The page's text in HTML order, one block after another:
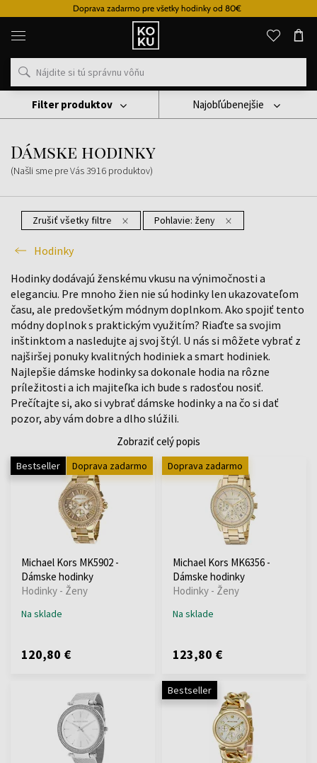
Doprava zadarmo pre všetky hodinky od 80€
Originálne
parfémy
hodinky
na
mieste
Hodinky
Dámske Hodinky
Dámske hodinky
(Našli sme pre Vás3916 produktov)
Najobľúbenejšie
Zrušiť všetky filtre Pohlavie: ženy
Hodinky
Filter produktov
Hodinky dodávajú ženskému vkusu na výnimočnosti a
eleganciu. Pre mnoho žien nie sú hodinky len ukazovateľom
času, ale predovšetkým módnym doplnkom. Ako spojiť tento
módny doplnok s praktickým využitím? Riaďte sa svojim
inštinktom a nasledujte aj svoj štýl. U nás si môžete vybrať z
najširšej ponuky kvalitných hodiniek a smart hodiniek.
Najlepšie dámske hodinky sa dokonale hodia na rôzne
príležitosti a ich majiteľka ich bude s radosťou nosiť.
Prečítajte si, ako si vybrať dámske hodinky a na čo si dať
pozor, aby vám dobre a dlho slúžili.
Zobraziť celý popis
Bestseller Doprava zadarmo
Michael Kors MK5902 -
Dámske hodinky
Hodinky - Ženy
Na sklade
120,80 €
Doprava zadarmo
Michael Kors MK6356 -
Dámske hodinky
Hodinky - Ženy
Na sklade
123,80 €
Bestseller